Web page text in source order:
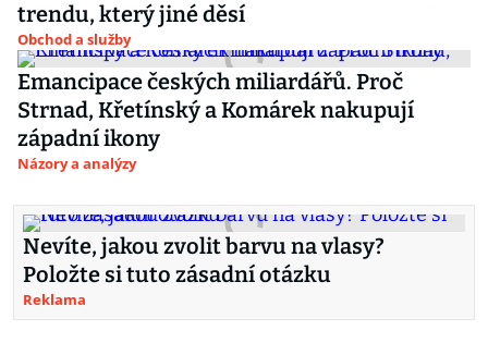
trendu, který jiné děsí
Obchod a služby
Emancipace českých miliardářů. Proč
Strnad, Křetínský a Komárek nakupují
západní ikony
Názory a analýzy
Nevíte, jakou zvolit barvu na vlasy?
Položte si tuto zásadní otázku
Reklama